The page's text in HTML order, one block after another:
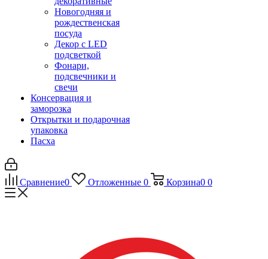
Новогодняя и
рождественская
посуда
Декор с LED
подсветкой
Фонари,
подсвечники и
свечи
Консервация и
заморозка
Открытки и подарочная
упаковка
Пасха
Сравнение0 Отложенные 0 Корзина0 0